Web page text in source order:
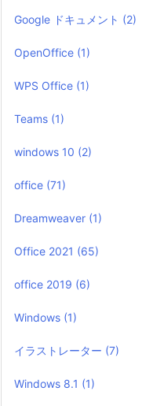
Google ドキュメント (2)
OpenOffice (1)
WPS Office (1)
Teams (1)
windows 10 (2)
office (71)
Dreamweaver (1)
Office 2021 (65)
office 2019 (6)
Windows (1)
イラストレーター (7)
Windows 8.1 (1)